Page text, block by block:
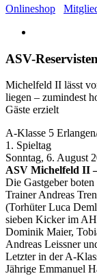
Onlineshop
ASV-
Michelfeld II lässt
liegen – zumindest
Gäste erzielt
A-Klasse 5
1. Spieltag
Sonntag, 6. August
ASV Michelfeld II
Die Gastgeber
Trainer Andreas
(Torhüter Luca
sieben Kicker im
Dominik Maier,
Andreas Leissner
Letzter in der A-
Jährige Emmanuel